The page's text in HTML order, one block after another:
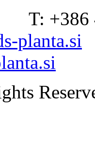
T: +386
planta.si